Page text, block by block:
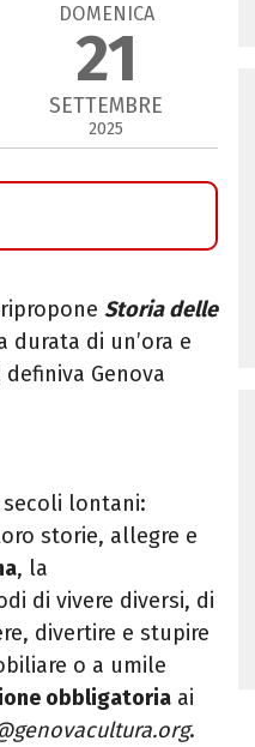
DOMENICA
21
SETTEMBRE
2025
ripropone Storia delle
di un’ora e
Genova
lontani:
storie, allegre e
, la
di vivere diversi, di
divertire e stupire
o a umile
obbligatoria ai
.